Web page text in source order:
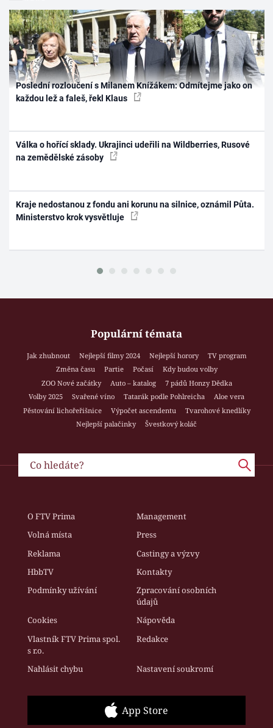
Poslední rozloučení s Milanem Knížákem: Odmítejme jako on
každou lež a faleš, řekl Klaus
Válka o hořící sklady. Ukrajinci udeřili na Wildberries, Rusové
na zemědělské zásoby
Kraje nedostanou z fondu ani korunu na silnice, oznámil Půta.
Ministerstvo krok vysvětluje
Populární témata
Jak zhubnout Nejlepší filmy 2024 Nejlepší horory
TV program
Změna času
Partie Počasí
Kdy budou volby
ZOO Nové začátky
Auto – katalog
7 pádů Honzy Dědka
Volby 2025
Svařené víno Tatarák podle Pohlreicha
Aloe vera
Pěstování lichořeřišnice
Výpočet ascendentu
Tvarohové knedlíky
Nejlepší palačinky
Švestkový koláč
O FTV Prima
Management
Volná místa
Press
Reklama
Castingy a výzvy
HbbTV
Kontakty
Podmínky užívání
Zpracování osobních
údajů
Cookies
Nápověda
Vlastník FTV Prima spol.
s r.o.
Redakce
Nahlásit chybu Nastavení soukromí
App Store